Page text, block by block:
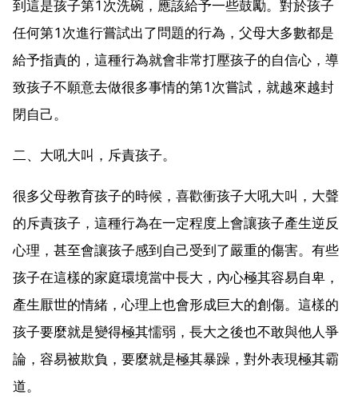
到這是孩子第1次洗碗，應該給予一些鼓勵。對於孩子
任何第1次進行嘗試出了問題的行為，父母大多數都是
給予指責的，這種行為就會非常打壓孩子的自信心，導
致孩子不願意去做很多事情的第1次嘗試，就越來越封
閉自己。
二、大吼大叫，斥責孩子。
很多父母教育孩子的時候，喜歡衝孩子大吼大叫，大聲
的斥責孩子，這種行為在一定程度上會讓孩子產生逆反
心理，甚至會讓孩子感到自己受到了嚴重的傷害。有些
孩子在這樣的家庭環境當中長大，內心極其容易自卑，
產生厭世的情緒，心理上也會形成巨大的創傷。這樣的
孩子要麼就是變得極其懦弱，長大之後也不敢與他人爭
論，容易被欺負，要麼就是極其暴躁，對外表現極其霸
道。